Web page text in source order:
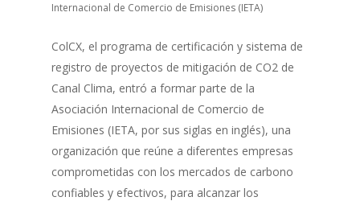
Internacional de Comercio de Emisiones (IETA)
ColCX, el programa de certificación y sistema de
registro de proyectos de mitigación de CO2 de
Canal Clima, entró a formar parte de la
Asociación Internacional de Comercio de
Emisiones (IETA, por sus siglas en inglés), una
organización que reúne a diferentes empresas
comprometidas con los mercados de carbono
confiables y efectivos, para alcanzar los